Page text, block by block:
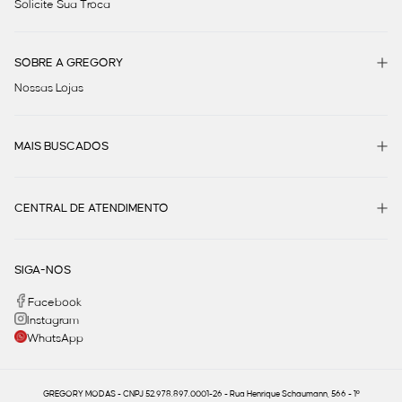
Solicite Sua Troca
SOBRE A GREGORY
Nossas Lojas
MAIS BUSCADOS
CENTRAL DE ATENDIMENTO
SIGA-NOS
Facebook
Instagram
WhatsApp
GREGORY MODAS - CNPJ 52.978.897.0001-26 - Rua Henrique Schaumann, 566 - 1º